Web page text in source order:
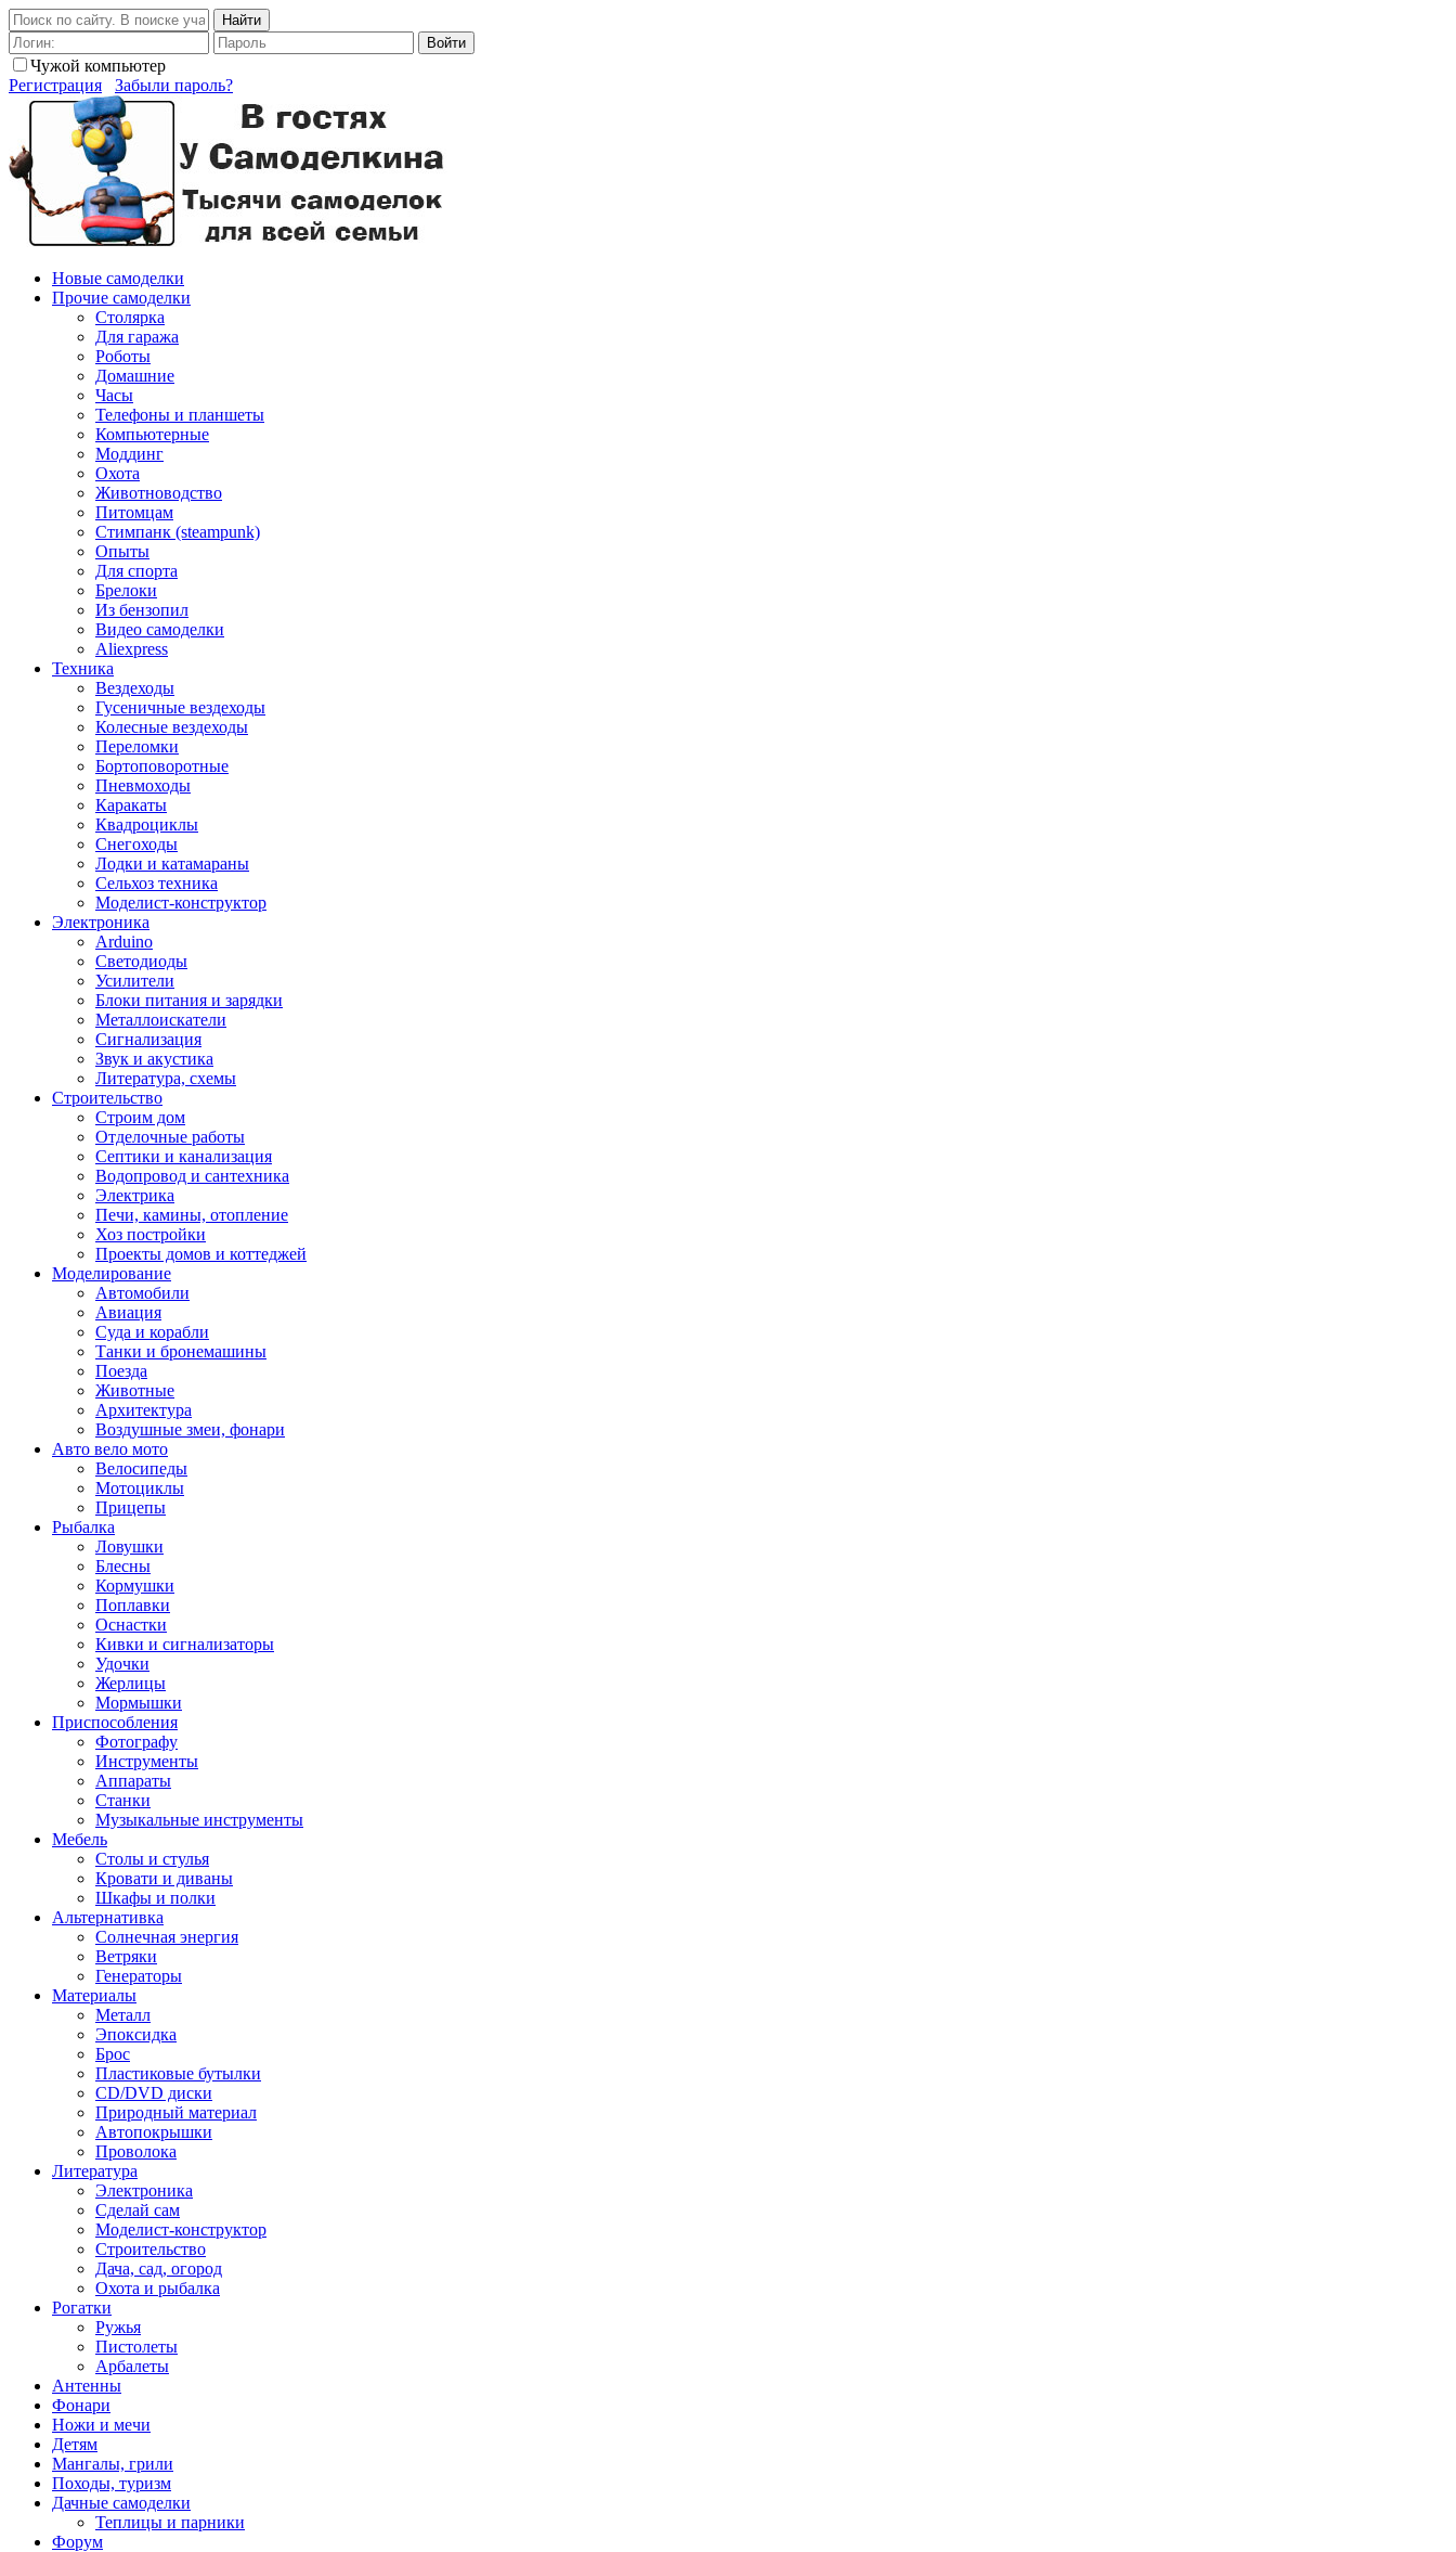
Найти
Войти
Чужой компьютер
Регистрация
Забыли пароль?
Новые самоделки
Прочие самоделки
Столярка
Для гаража
Роботы
Домашние
Часы
Телефоны и планшеты
Компьютерные
Моддинг
Охота
Животноводство
Питомцам
Стимпанк (steampunk)
Опыты
Для спорта
Брелоки
Из бензопил
Видео самоделки
Aliexpress
Техника
Вездеходы
Гусеничные вездеходы
Колесные вездеходы
Переломки
Бортоповоротные
Пневмоходы
Каракаты
Квадроциклы
Снегоходы
Лодки и катамараны
Сельхоз техника
Моделист-конструктор
Электроника
Arduino
Светодиоды
Усилители
Блоки питания и зарядки
Металлоискатели
Сигнализация
Звук и акустика
Литература, схемы
Строительство
Строим дом
Отделочные работы
Септики и канализация
Водопровод и сантехника
Электрика
Печи, камины, отопление
Хоз постройки
Проекты домов и коттеджей
Моделирование
Автомобили
Авиация
Суда и корабли
Танки и бронемашины
Поезда
Животные
Архитектура
Воздушные змеи, фонари
Авто вело мото
Велосипеды
Мотоциклы
Прицепы
Рыбалка
Ловушки
Блесны
Кормушки
Поплавки
Оснастки
Кивки и сигнализаторы
Удочки
Жерлицы
Мормышки
Приспособления
Фотографу
Инструменты
Аппараты
Станки
Музыкальные инструменты
Мебель
Столы и стулья
Кровати и диваны
Шкафы и полки
Альтернативка
Солнечная энергия
Ветряки
Генераторы
Материалы
Металл
Эпоксидка
Брос
Пластиковые бутылки
CD/DVD диски
Природный материал
Автопокрышки
Проволока
Литература
Электроника
Сделай сам
Моделист-конструктор
Строительство
Дача, сад, огород
Охота и рыбалка
Рогатки
Ружья
Пистолеты
Арбалеты
Антенны
Фонари
Ножи и мечи
Детям
Мангалы, грили
Походы, туризм
Дачные самоделки
Теплицы и парники
Форум